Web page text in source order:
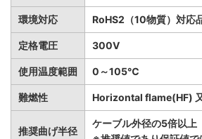
環境対応 RoHS2（10物質）対応
定格電圧 300V
使用温度範囲 0～105℃
難燃性 Horizontal flame(HF)
推奨曲げ半径
ケーブル外径の5倍以上